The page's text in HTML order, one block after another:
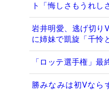
ト「悔しさもうれし
岩井明愛、逃げ切
に姉妹で凱旋「千怜
「ロッテ選手権」最
勝みなみは初Vな